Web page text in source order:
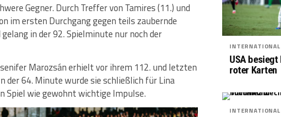
Gegner. Durch Treffer von Tamires (11.) und
im ersten Durchgang gegen teils zaubernde
in der 92. Spielminute nur noch der
Marozsán erhielt vor ihrem 112. und letzten
der 64. Minute wurde sie schließlich für Lina
Spiel wie gewohnt wichtige Impulse.
INTERNATIONAL
USA
roter Karten
INTERNATIONAL